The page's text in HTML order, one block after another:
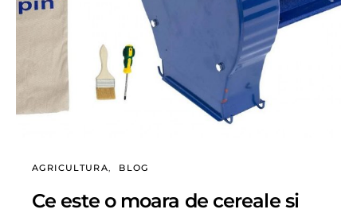
AGRICULTURA BLOG
Ce este o moara de cereale si